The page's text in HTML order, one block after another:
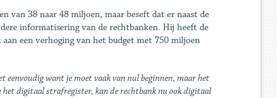
van 38 naar 48 miljoen, maar beseft dat er naast de
informatisering van de rechtbanken. Hij heeft de
een verhoging van het budget met 750 miljoen
want je moet vaak van nul beginnen, maar het
digitaal strafregister, kan de rechtbank nu ook digitaal